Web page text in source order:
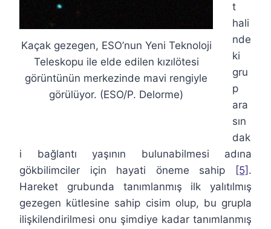
Kaçak gezegen, ESO’nun Yeni Teknoloji
Teleskopu ile elde edilen kızılötesi
görüntünün merkezinde mavi rengiyle
görülüyor. (ESO/P. Delorme)
t
hali
nde
ki
gru
p
ara
sın
dak
i bağlantı yaşının bulunabilmesi adına
gökbilimciler için hayati öneme sahip
[5] .
Hareket grubunda tanımlanmış ilk yalıtılmış
gezegen kütlesine sahip cisim olup, bu grupla
ilişkilendirilmesi onu şimdiye kadar tanımlanmış